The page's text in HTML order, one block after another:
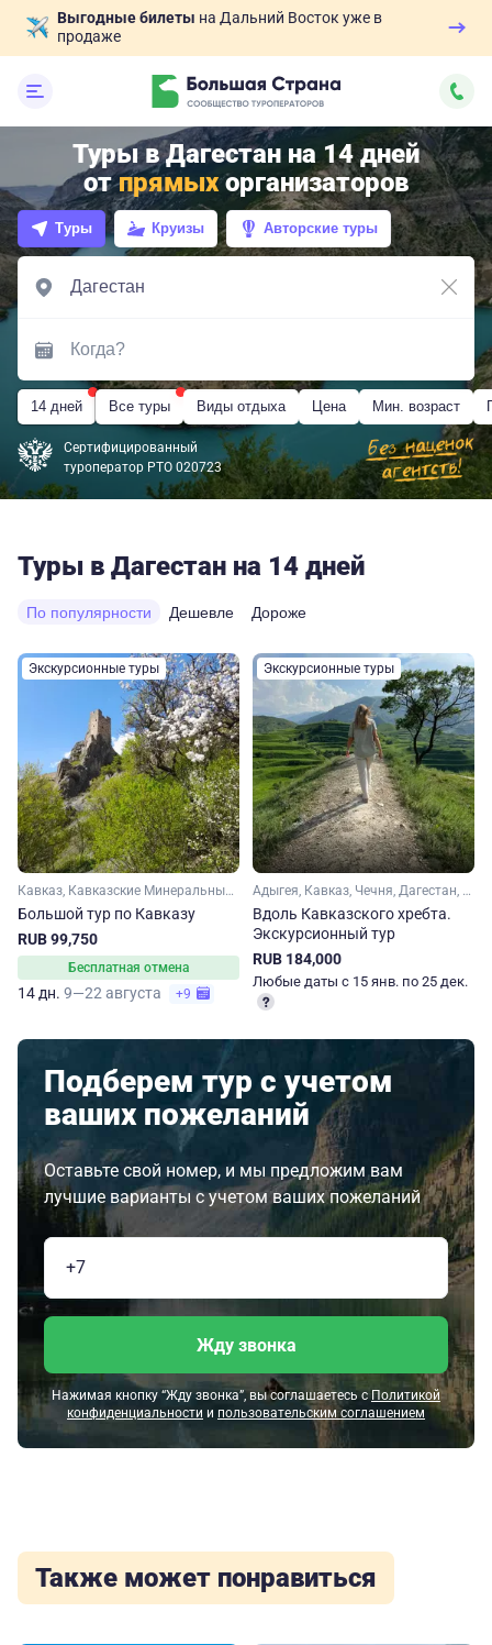
Выгодные билеты на Дальний Восток уже в
продаже
Туры в Дагестан на 14 дней
отпрямыхорганизаторов
Туры Круизы Авторские туры
14 дней Все туры Виды отдыха Цена Мин. возраст
Сертифицированный
туроператор РТО 020723
Туры в Дагестан на 14 дней
По популярности Дешевле Дороже
Экскурсионные туры
Кавказ, Кавказские Минеральные Воды, Карачаево-Черкесия, Домбай, Архыз, Кабардино-Балкария, Эльбрус, Северная Осетия, Ингушетия, Чечня, Дагестан
Большой тур по Кавказу
RUB 99,750
Бесплатная отмена
14 дн. 9—22 августа +9
Экскурсионные туры
Адыгея, Кавказ, Чечня, Дагестан, Домбай, Карачаево-Черкесия, Ингушетия, Северная Осетия, Архыз, Кабардино-Балкария, Ставропольский край, Краснодарский край
Вдоль Кавказского хребта.
Экскурсионный тур
RUB 184,000
Любые даты с 15 янв. по 25 дек.
Подберем тур с учетом
ваших пожеланий
Оставьте свой номер, и мы предложим вам
лучшие варианты с учетом ваших пожеланий
Жду звонка
Нажимая кнопку “Жду звонка”, вы соглашаетесь с Политикой
конфиденциальности и пользовательским соглашением
Также может понравиться